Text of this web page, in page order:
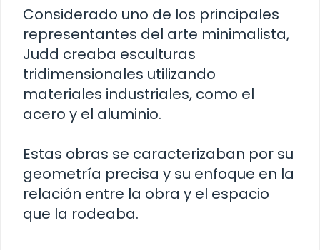
Considerado uno de los principales
representantes del arte minimalista,
Judd creaba esculturas
tridimensionales utilizando
materiales industriales, como el
acero y el aluminio.
Estas obras se caracterizaban por su
geometría precisa y su enfoque en la
relación entre la obra y el espacio
que la rodeaba.